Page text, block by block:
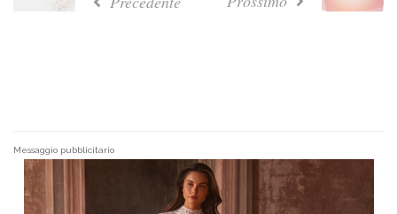
Messaggio pubblicitario